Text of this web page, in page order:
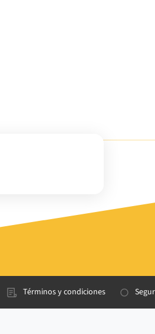
Términos y condiciones